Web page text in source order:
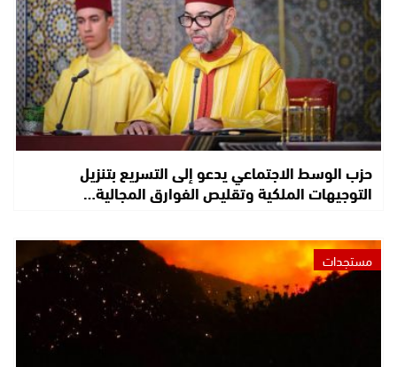
حزب الوسط الاجتماعي يدعو إلى التسريع بتنزيل
التوجيهات الملكية وتقليص الفوارق المجالية…
مستجدات